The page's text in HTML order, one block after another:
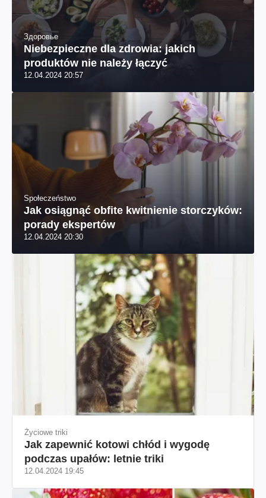
Здоровье
Niebezpieczne dla zdrowia: jakich
produktów nie należy łączyć
12.04.2024 20:57
Społeczeństwo
Jak osiągnąć obfite kwitnienie storczyków:
porady ekspertów
12.04.2024 20:30
Życiowe triki
Jak zapewnić kotowi chłód i wygodę
podczas upałów: letnie triki
12.04.2024 19:45